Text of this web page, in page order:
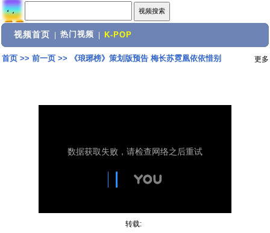
视频首页 热门视频 K-POP
首页>> 前一页>> 《琅琊榜》策划版预告 梅长苏霓凰依依惜别 更多
转载: